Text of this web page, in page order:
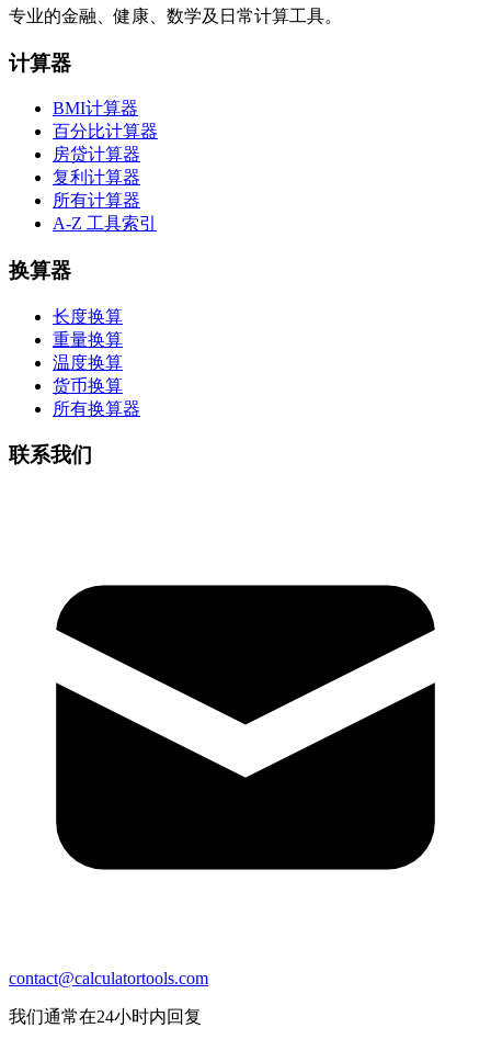
专业的金融、健康、数学及日常计算工具。
计算器
BMI计算器
百分比计算器
房贷计算器
复利计算器
所有计算器
A-Z 工具索引
换算器
长度换算
重量换算
温度换算
货币换算
所有换算器
联系我们
contact@calculatortools.com
我们通常在24小时内回复